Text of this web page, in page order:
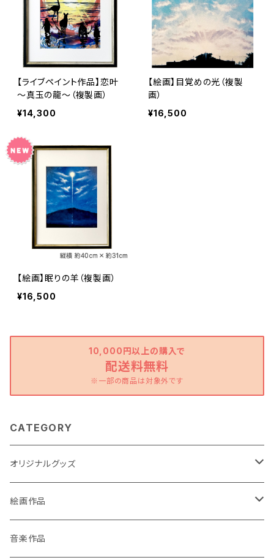
【ライブペイント作品】恋叶
～真玉の龍～（複製画）
¥14,300
【絵画】目覚めの光（複製
画）
¥16,500
【絵画】眠りの羊（複製画）
¥16,500
10,000円以上の購入で
配送料無料
※一部の商品は対象外です
CATEGORY
オリジナルグッズ
ポストカード
缶バッチ
絵画作品
原画作品
音楽作品